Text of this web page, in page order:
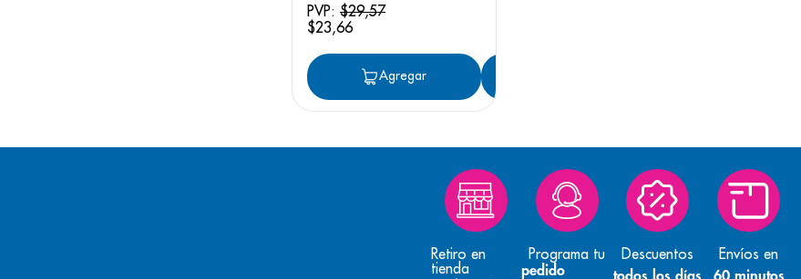
PVP: $29,57
$23,66
Agregar
Retiro en
tienda
Programa tu
pedido
Descuentos Envíos en